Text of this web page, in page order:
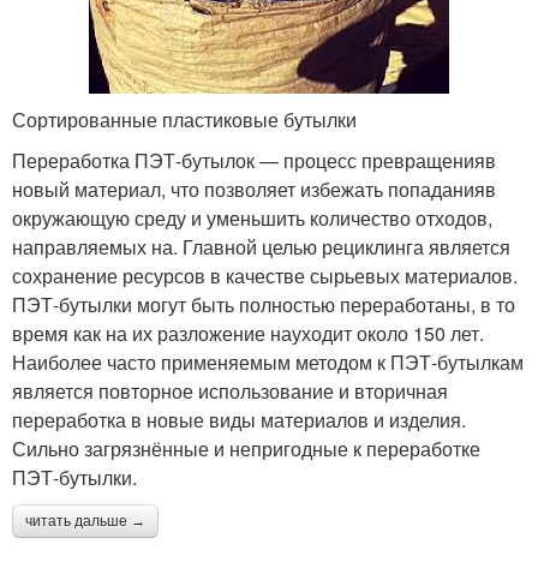
Сортированные пластиковые бутылки
Переработка ПЭТ-бутылок — процесс превращенияв
новый материал, что позволяет избежать попаданияв
окружающую среду и уменьшить количество отходов,
направляемых на. Главной целью рециклинга является
сохранение ресурсов в качестве сырьевых материалов.
ПЭТ-бутылки могут быть полностью переработаны, в то
время как на их разложение науходит около 150 лет.
Наиболее часто применяемым методом к ПЭТ-бутылкам
является повторное использование и вторичная
переработка в новые виды материалов и изделия.
Сильно загрязнённые и непригодные к переработке
ПЭТ-бутылки.
читать дальше →